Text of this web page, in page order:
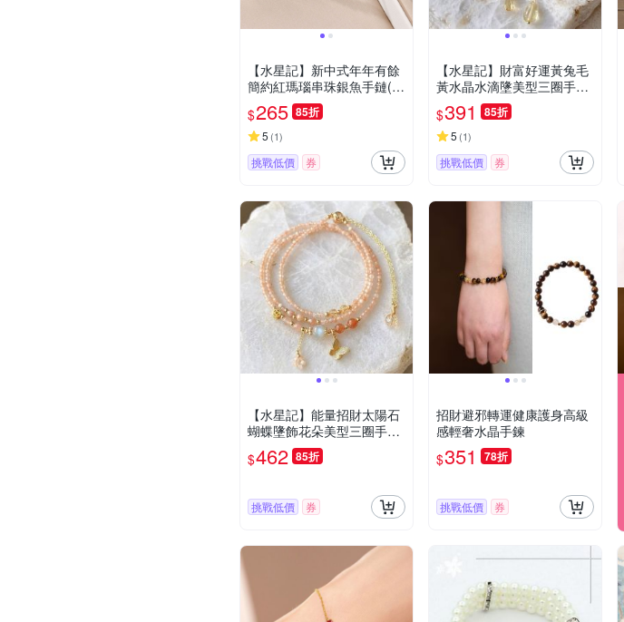
【水星記】新中式年年有餘
簡約紅瑪瑙串珠銀魚手鏈(1
6789025)
$265 85折
5 (1)
挑戰低價 券
【水星記】財富好運黃兔毛
黃水晶水滴墬美型三圈手鍊
(25080)
$391 85折
5 (1)
挑戰低價 券
【水星記】能量招財太陽石
蝴蝶墬飾花朵美型三圈手鍊
(06085)
$462 85折
挑戰低價 券
招財避邪轉運健康護身高級
感輕奢水晶手鍊
$351 78折
挑戰低價 券